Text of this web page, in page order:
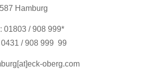
Ham­burg
01803 / 908 999*
0431 / 908 999 99
oberg.com